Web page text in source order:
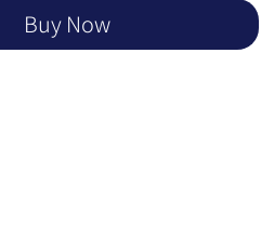
Buy Now